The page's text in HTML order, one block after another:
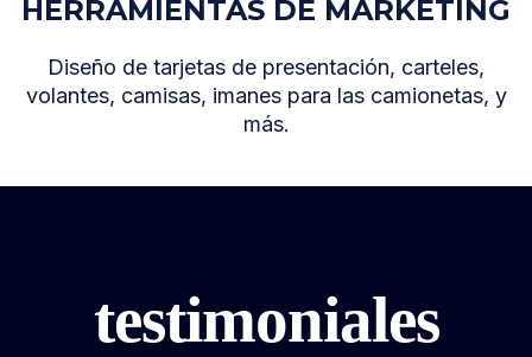
HERRAMIENTAS DE MARKETING
Diseño de tarjetas de presentación, carteles,
volantes, camisas, imanes para las camionetas, y
más.
testimoniales